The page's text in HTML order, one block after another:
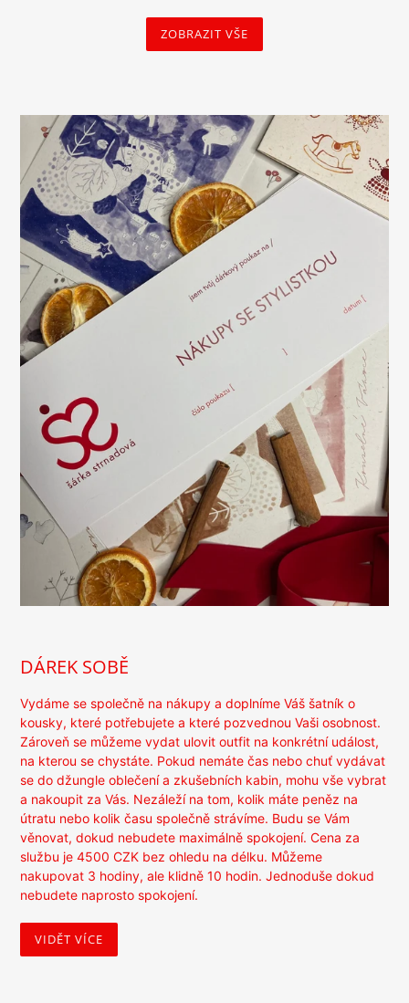
ZOBRAZIT VŠE
DÁREK SOBĚ
Vydáme se společně na nákupy a doplníme Váš šatník o
kousky, které potřebujete a které pozvednou Vaši osobnost.
Zároveň se můžeme vydat ulovit outfit na konkrétní událost,
na kterou se chystáte. Pokud nemáte čas nebo chuť vydávat
se do džungle oblečení a zkušebních kabin, mohu vše vybrat
a nakoupit za Vás. Nezáleží na tom, kolik máte peněz na
útratu nebo kolik času společně strávíme. Budu se Vám
věnovat, dokud nebudete maximálně spokojení. Cena za
službu je 4500 CZK bez ohledu na délku. Můžeme
nakupovat 3 hodiny, ale klidně 10 hodin. Jednoduše dokud
nebudete naprosto spokojení.
VIDĚT VÍCE